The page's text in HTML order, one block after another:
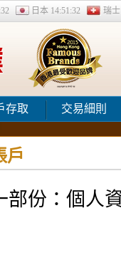
日本 14:51:32 瑞
存取 交易細則
戶
部份：個人